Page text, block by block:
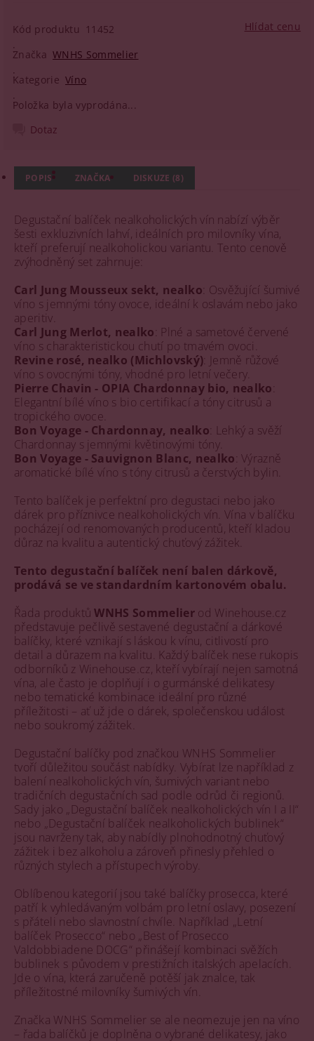
Kód produktu
11452
Značka WNHS Sommelier
Kategorie Víno
Položka byla vyprodána...
Hlídat cenu
Dotaz
POPIS ZNAČKA DISKUZE (8)
Degustační balíček nealkoholických vín nabízí výběr
šesti exkluzivních lahví, ideálních pro milovníky vína,
kteří preferují nealkoholickou variantu. Tento cenově
zvýhodněný set zahrnuje:
Carl Jung Mousseux sekt, nealko : Osvěžující šumivé
víno s jemnými tóny ovoce, ideální k oslavám nebo jako
aperitiv.
Carl Jung Merlot, nealko : Plné a sametové červené
víno s charakteristickou chutí po tmavém ovoci.
Revine rosé, nealko (Michlovský) : Jemně růžové
víno s ovocnými tóny, vhodné pro letní večery.
Pierre Chavin - OPIA Chardonnay bio, nealko
Elegantní bílé víno s bio certifikací a tóny citrusů a
tropického ovoce.
Bon Voyage - Chardonnay, nealko : Lehký a svěží
Chardonnay s jemnými květinovými tóny.
Bon Voyage - Sauvignon Blanc, nealko : Výrazně
aromatické bílé víno s tóny citrusů a čerstvých bylin.
Tento balíček je perfektní pro degustaci nebo jako
dárek pro příznivce nealkoholických vín. Vína v balíčku
pocházejí od renomovaných producentů, kteří kladou
důraz na kvalitu a autentický chuťový zážitek.
Tento degustační balíček není balen dárkově,
prodává se ve standardním kartonovém obalu.
Řada produktůWNHS Sommelierod Winehouse.cz
představuje pečlivě sestavené degustační a dárkové
balíčky, které vznikají s láskou k vínu, citlivostí pro
detail a důrazem na kvalitu. Každý balíček nese rukopis
odborníků z Winehouse.cz, kteří vybírají nejen samotná
vína, ale často je doplňují i o gurmánské delikatesy
nebo tematické kombinace ideální pro různé
příležitosti – ať už jde o dárek, společenskou událost
nebo soukromý zážitek.
Degustační balíčky pod značkou WNHS Sommelier
tvoří důležitou součást nabídky. Vybírat lze například z
balení nealkoholických vín, šumivých variant nebo
tradičních degustačních sad podle odrůd či regionů.
Sady jako „Degustační balíček nealkoholických vín I a II“
nebo „Degustační balíček nealkoholických bublinek“
jsou navrženy tak, aby nabídly plnohodnotný chuťový
zážitek i bez alkoholu a zároveň přinesly přehled o
různých stylech a přístupech výroby.
Oblíbenou kategorií jsou také balíčky prosecca, které
patří k vyhledávaným volbám pro letní oslavy, posezení
s přáteli nebo slavnostní chvíle. Například „Letní
balíček Prosecco“ nebo „Best of Prosecco
Valdobbiadene DOCG“ přinášejí kombinaci svěžích
bublinek s původem v prestižních italských apelacích.
Jde o vína, která zaručeně potěší jak znalce, tak
příležitostné milovníky šumivých vín.
Značka WNHS Sommelier se ale neomezuje jen na víno
– řada balíčků je doplněna o vybrané delikatesy, jako